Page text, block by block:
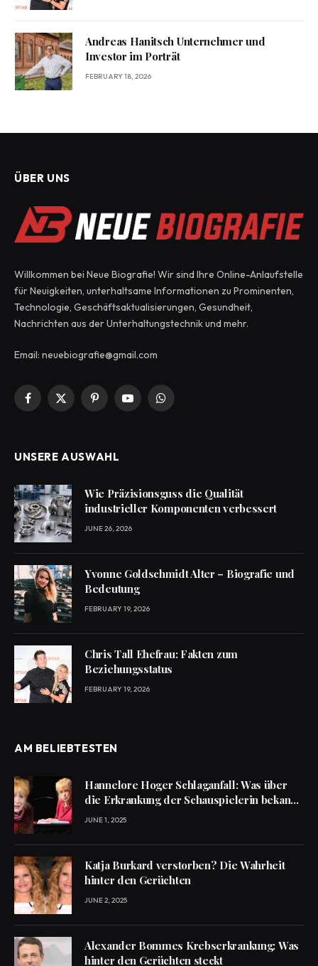
Andreas Hanitsch Unternehmer und
Investor im Porträt
FEBRUARY 18, 2026
ÜBER UNS
Willkommen bei Neue Biografie! Wir sind Ihre Online-Anlaufstelle
für Neuigkeiten, unterhaltsame Informationen zu Prominenten,
Technologie, Geschäftsaktualisierungen, Gesundheit,
Nachrichten aus der Unterhaltungstechnik und mehr.
Email: neuebiografie@gmail.com
Facebook
X
PinterestYouTubeWhatsApp
UNSERE AUSWAHL
Wie Präzisionsguss die Qualität
industrieller Komponenten verbessert
JUNE 26, 2026
Yvonne Goldschmidt Alter – Biografie und
Bedeutung
FEBRUARY 19, 2026
Chris Tall Ehefrau: Fakten zum
Beziehungsstatus
FEBRUARY 19, 2026
AM BELIEBTESTEN
Hannelore Hoger Schlaganfall: Was über
die Erkrankung der Schauspielerin bekannt
ist
JUNE 1, 2025
Katja Burkard verstorben? Die Wahrheit
hinter den Gerüchten
JUNE 2, 2025
Alexander Bommes Krebserkrankung: Was
hinter den Gerüchten steckt